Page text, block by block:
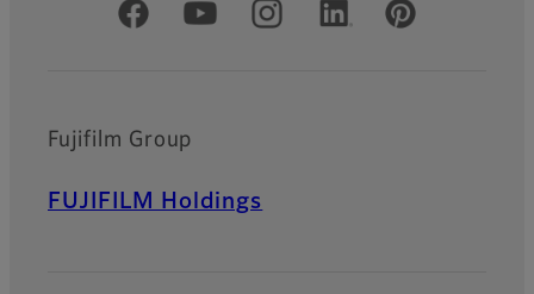
Comptes officiels réseaux sociaux
Fujifilm Group
FUJIFILM Holdings